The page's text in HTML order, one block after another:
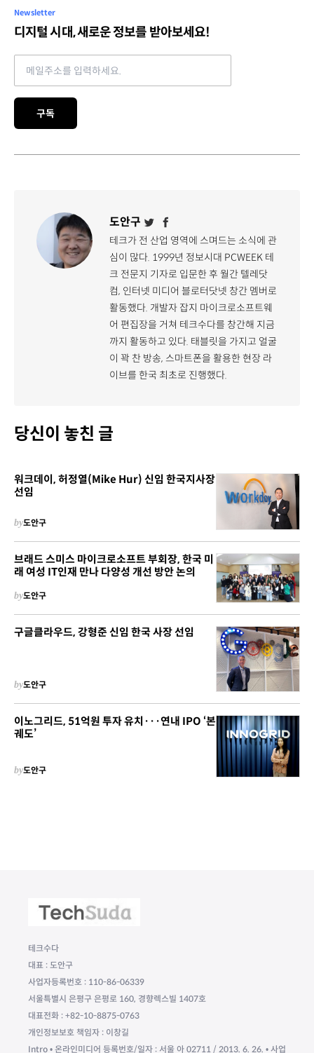
Newsletter
디지털 시대, 새로운 정보를 받아보세요!
구독
도안구
테크가 전 산업 영역에 스며드는 소식에 관
심이 많다. 1999년 정보시대 PCWEEK 테
크 전문지 기자로 입문한 후 월간 텔레닷
컴, 인터넷 미디어 블로터닷넷 창간 멤버로
활동했다. 개발자 잡지 마이크로소프트웨
어 편집장을 거쳐 테크수다를 창간해 지금
까지 활동하고 있다. 태블릿을 가지고 얼굴
이 꽉 찬 방송, 스마트폰을 활용한 현장 라
이브를 한국 최초로 진행했다.
당신이 놓친 글
워크데이, 허정열(Mike Hur) 신임 한국지사장
선임
by도안구
브래드 스미스 마이크로소프트 부회장, 한국 미
래 여성 IT인재 만나 다양성 개선 방안 논의
by도안구
구글클라우드, 강형준 신임 한국 사장 선임
by도안구
이노그리드, 51억원 투자 유치···연내 IPO ‘본
궤도’
by도안구
테크수다
대표 : 도안구
사업자등록번호 : 110-86-06339
서울특별시 은평구 은평로 160, 경향렉스빌 1407호
대표전화 : +82-10-8875-0763
개인정보보호 책임자 : 이창길
Intro • 온라인미디어 등록번호/일자 : 서울 아 02711 / 2013. 6. 26. • 사업